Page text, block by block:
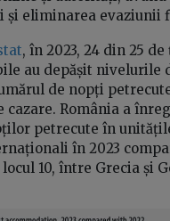
și eliminarea evaziunii
, în 2023, 24 din 25
au depășit nivelurile
de nopți
cazare. România a
petrecute în
în 2023
10, între Grecia și